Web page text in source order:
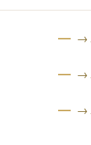
→
→
→